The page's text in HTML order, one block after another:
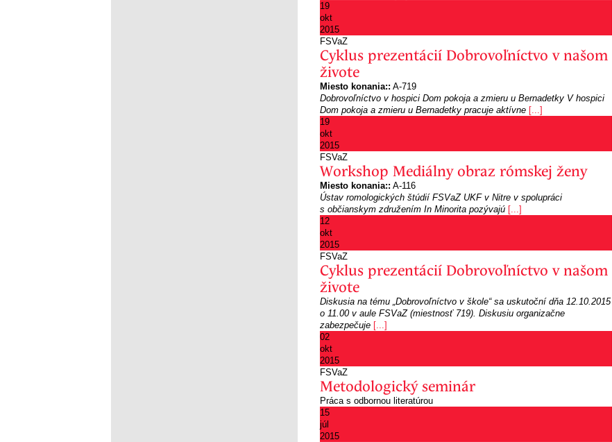
19
okt
2015
FSVaZ
Cyklus prezentácií Dobrovoľníctvo v našom
živote
Miesto konania:: A-719
Dobrovoľníctvo v hospici Dom pokoja a zmieru u Bernadetky V hospici
Dom pokoja a zmieru u Bernadetky pracuje aktívne [...]
19
okt
2015
FSVaZ
Workshop Mediálny obraz rómskej ženy
Miesto konania:: A-116
Ústav romologických štúdií FSVaZ UKF v Nitre v spolupráci
s občianskym združením In Minorita pozývajú [...]
12
okt
2015
FSVaZ
Cyklus prezentácií Dobrovoľníctvo v našom
živote
Diskusia na tému „Dobrovoľníctvo v škole“ sa uskutoční dňa 12.10.2015
o 11.00 v aule FSVaZ (miestnosť 719). Diskusiu organizačne
zabezpečuje [...]
02
okt
2015
FSVaZ
Metodologický seminár
Práca s odbornou literatúrou
15
júl
2015